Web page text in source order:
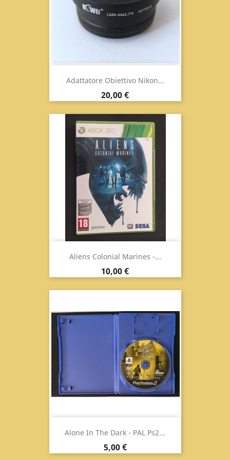
Adattatore Obiettivo Nikon...
Prezzo
20,00 €
Aliens Colonial Marines -...
Prezzo
10,00 €
Alone In The Dark - PAL Ps2...
Prezzo
5,00 €